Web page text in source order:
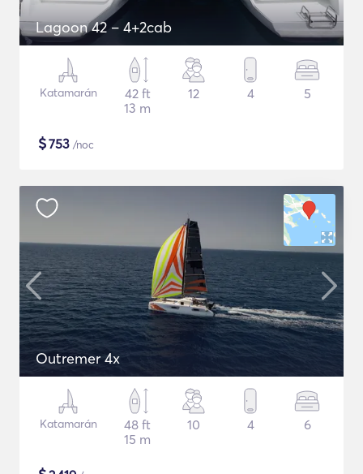
Lagoon 42 – 4+2cab
Katamarán
42 ft
13 m
12 4 5
$753 /noc
Outremer 4x
Katamarán
48 ft
15 m
10 4 6